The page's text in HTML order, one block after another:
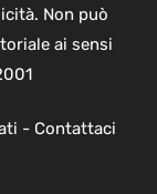
Non può
ai sensi
- Contattaci